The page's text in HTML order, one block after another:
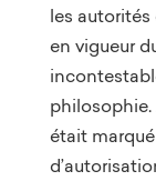
les autorités
en vigueur
philosophie.
était